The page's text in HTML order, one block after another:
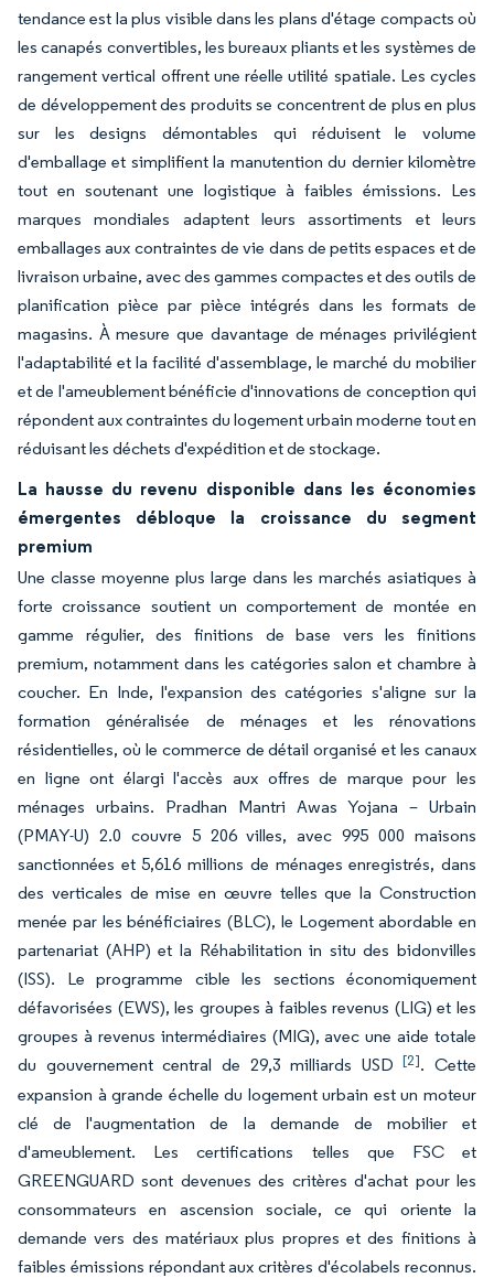
tendance est la plus visible dans les plans d'étage compacts où
les canapés convertibles, les bureaux pliants et les systèmes de
rangement vertical offrent une réelle utilité spatiale. Les cycles
de développement des produits se concentrent de plus en plus
sur les designs démontables qui réduisent le volume
d'emballage et simplifient la manutention du dernier kilomètre
tout en soutenant une logistique à faibles émissions. Les
marques mondiales adaptent leurs assortiments et leurs
emballages aux contraintes de vie dans de petits espaces et de
livraison urbaine, avec des gammes compactes et des outils de
planification pièce par pièce intégrés dans les formats de
magasins. À mesure que davantage de ménages privilégient
l'adaptabilité et la facilité d'assemblage, le marché du mobilier
et de l'ameublement bénéficie d'innovations de conception qui
répondent aux contraintes du logement urbain moderne tout en
réduisant les déchets d'expédition et de stockage.
La hausse du revenu disponible dans les économies
émergentes débloque la croissance du segment
premium
Une classe moyenne plus large dans les marchés asiatiques à
forte croissance soutient un comportement de montée en
gamme régulier, des finitions de base vers les finitions
premium, notamment dans les catégories salon et chambre à
coucher. En Inde, l'expansion des catégories s'aligne sur la
formation généralisée de ménages et les rénovations
résidentielles, où le commerce de détail organisé et les canaux
en ligne ont élargi l'accès aux offres de marque pour les
ménages urbains. Pradhan Mantri Awas Yojana – Urbain
(PMAY-U) 2.0 couvre 5 206 villes, avec 995 000 maisons
sanctionnées et 5,616 millions de ménages enregistrés, dans
des verticales de mise en œuvre telles que la Construction
menée par les bénéficiaires (BLC), le Logement abordable en
partenariat (AHP) et la Réhabilitation in situ des bidonvilles
(ISS). Le programme cible les sections économiquement
défavorisées (EWS), les groupes à faibles revenus (LIG) et les
groupes à revenus intermédiaires (MIG), avec une aide totale
du gouvernement central de 29,3 milliards USD[2]. Cette
expansion à grande échelle du logement urbain est un moteur
clé de l'augmentation de la demande de mobilier et
d'ameublement. Les certifications telles que FSC et
GREENGUARD sont devenues des critères d'achat pour les
consommateurs en ascension sociale, ce qui oriente la
demande vers des matériaux plus propres et des finitions à
faibles émissions répondant aux critères d'écolabels reconnus.